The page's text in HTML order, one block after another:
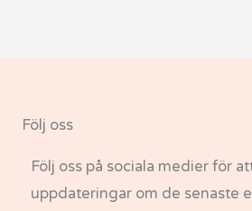
Följ oss
Följ oss på sociala medier för
uppdateringar om de senaste